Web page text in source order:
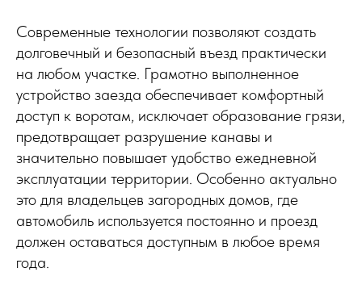
Современные технологии позволяют создать
долговечный и безопасный въезд практически
на любом участке. Грамотно выполненное
устройство заезда обеспечивает комфортный
доступ к воротам, исключает образование грязи,
предотвращает разрушение канавы и
значительно повышает удобство ежедневной
эксплуатации территории. Особенно актуально
это для владельцев загородных домов, где
автомобиль используется постоянно и проезд
должен оставаться доступным в любое время
года.